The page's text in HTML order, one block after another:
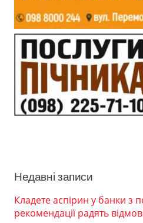
Недавні записи
Кладете аспірин у банки з
рекомендації радять